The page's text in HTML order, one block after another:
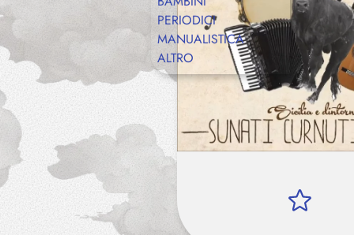
PERIODICI
MANUALISTICA
ALTRO